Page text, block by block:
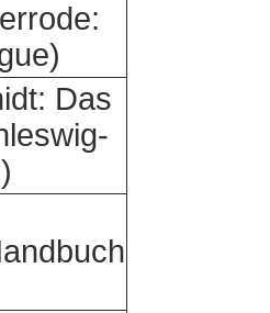
Das